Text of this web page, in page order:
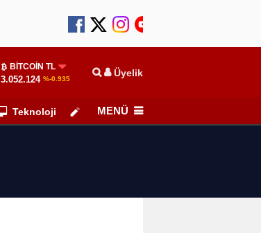
BITCOIN TL
3.052.124 %-0.935 Üyelik
Teknoloji Köşe Yazarları
MENÜ